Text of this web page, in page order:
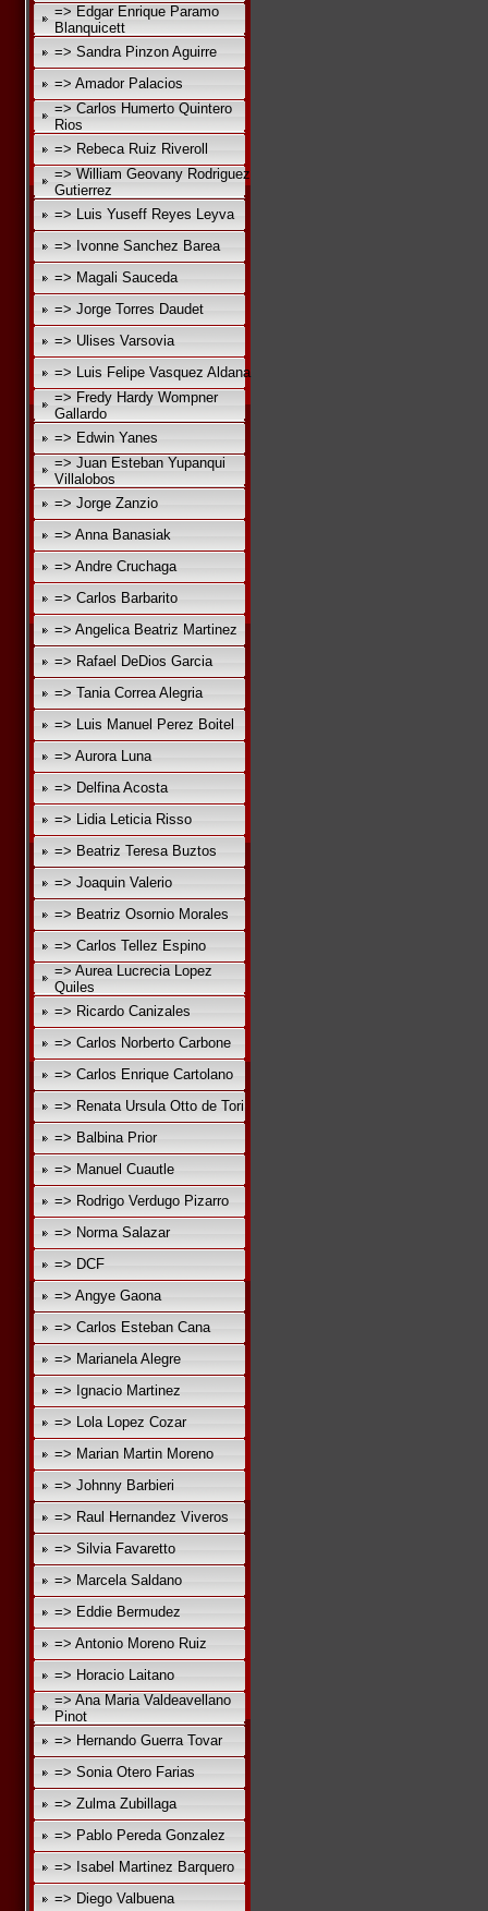
=> Edgar Enrique Paramo
Blanquicett
=> Sandra Pinzon Aguirre
=> Amador Palacios
=> Carlos Humerto Quintero
Rios
=> Rebeca Ruiz Riveroll
=> William Geovany Rodriguez
Gutierrez
=> Luis Yuseff Reyes Leyva
=> Ivonne Sanchez Barea
=> Magali Sauceda
=> Jorge Torres Daudet
=> Ulises Varsovia
=> Luis Felipe Vasquez Aldana
=> Fredy Hardy Wompner
Gallardo
=> Edwin Yanes
=> Juan Esteban Yupanqui
Villalobos
=> Jorge Zanzio
=> Anna Banasiak
=> Andre Cruchaga
=> Carlos Barbarito
=> Angelica Beatriz Martinez
=> Rafael DeDios Garcia
=> Tania Correa Alegria
=> Luis Manuel Perez Boitel
=> Aurora Luna
=> Delfina Acosta
=> Lidia Leticia Risso
=> Beatriz Teresa Buztos
=> Joaquin Valerio
=> Beatriz Osornio Morales
=> Carlos Tellez Espino
=> Aurea Lucrecia Lopez
Quiles
=> Ricardo Canizales
=> Carlos Norberto Carbone
=> Carlos Enrique Cartolano
=> Renata Ursula Otto de Tori
=> Balbina Prior
=> Manuel Cuautle
=> Rodrigo Verdugo Pizarro
=> Norma Salazar
=> DCF
=> Angye Gaona
=> Carlos Esteban Cana
=> Marianela Alegre
=> Ignacio Martinez
=> Lola Lopez Cozar
=> Marian Martin Moreno
=> Johnny Barbieri
=> Raul Hernandez Viveros
=> Silvia Favaretto
=> Marcela Saldano
=> Eddie Bermudez
=> Antonio Moreno Ruiz
=> Horacio Laitano
=> Ana Maria Valdeavellano
Pinot
=> Hernando Guerra Tovar
=> Sonia Otero Farias
=> Zulma Zubillaga
=> Pablo Pereda Gonzalez
=> Isabel Martinez Barquero
=> Diego Valbuena